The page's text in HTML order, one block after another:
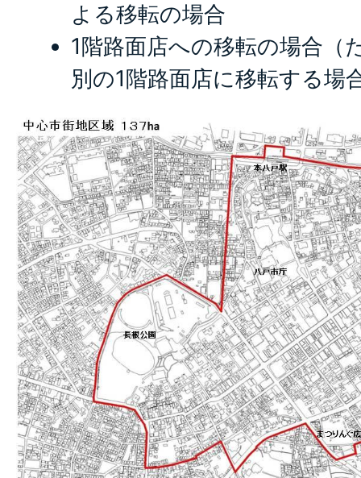
よる移転の場合
1階路面店への移転の場合（
別の1階路面店に移転する場